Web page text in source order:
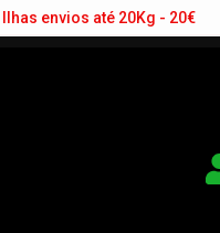
envios até 20Kg - 20€